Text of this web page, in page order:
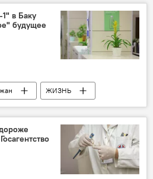
в Баку
будущее
ЖИЗНЬ
Baku City Circuit
Экология